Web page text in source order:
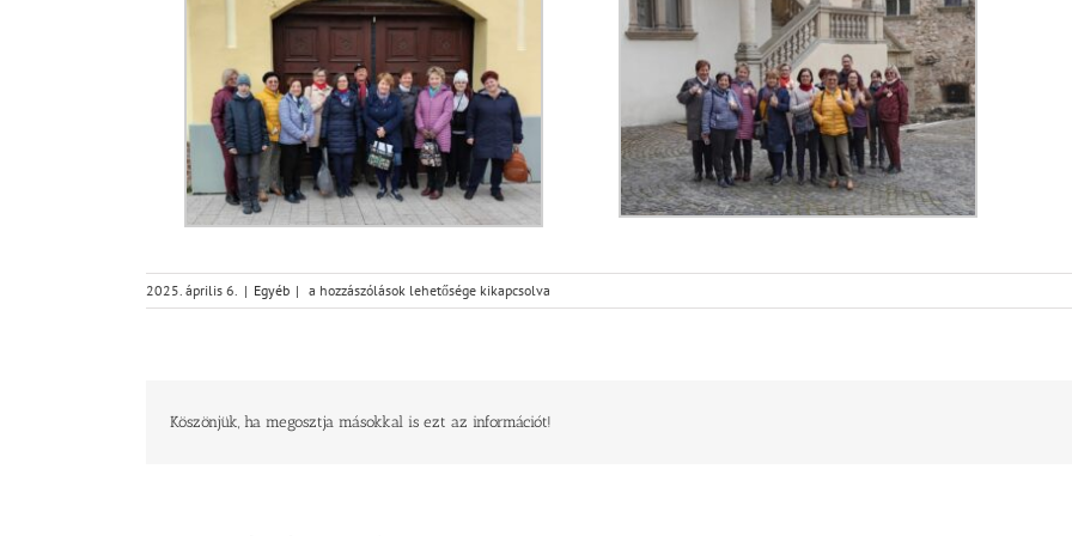
2025. április 6. | Egyéb | A
2025
a
a hozzászólások lehetősége kikapcsolva
Köszönjük, ha megosztja másokkal is ezt az információt!